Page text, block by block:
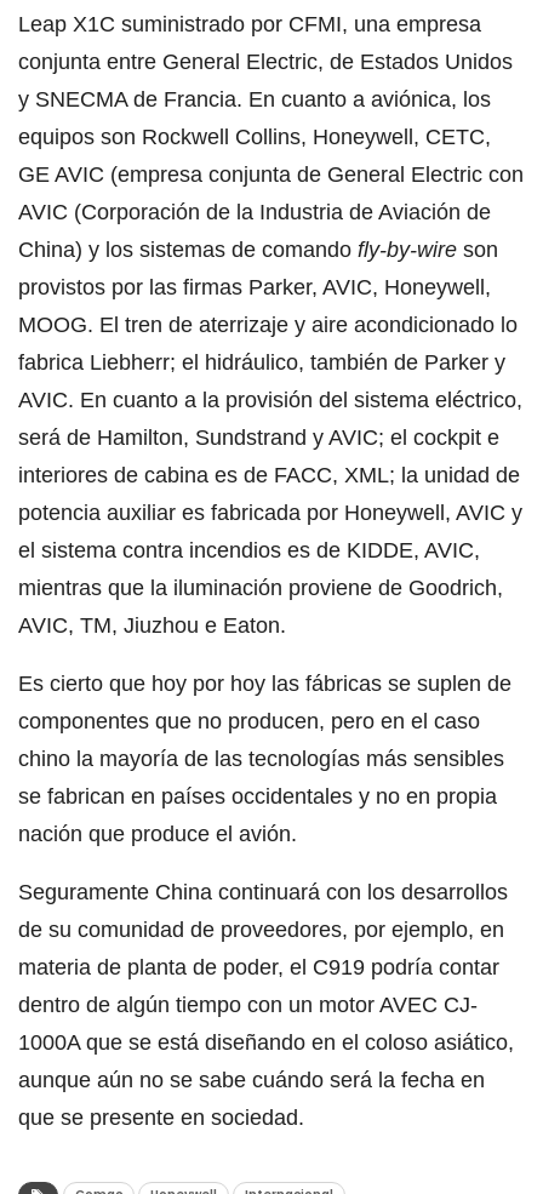
Leap X1C suministrado por CFMI, una empresa
conjunta entre General Electric, de Estados Unidos
y SNECMA de Francia. En cuanto a aviónica, los
equipos son Rockwell Collins, Honeywell, CETC,
GE AVIC (empresa conjunta de General Electric con
AVIC (Corporación de la Industria de Aviación de
China) y los sistemas de comando fly-by-wire son
provistos por las firmas Parker, AVIC, Honeywell,
MOOG. El tren de aterrizaje y aire acondicionado lo
fabrica Liebherr; el hidráulico, también de Parker y
AVIC. En cuanto a la provisión del sistema eléctrico,
será de Hamilton, Sundstrand y AVIC; el cockpit e
interiores de cabina es de FACC, XML; la unidad de
potencia auxiliar es fabricada por Honeywell, AVIC y
el sistema contra incendios es de KIDDE, AVIC,
mientras que la iluminación proviene de Goodrich,
AVIC, TM, Jiuzhou e Eaton.
Es cierto que hoy por hoy las fábricas se suplen de
componentes que no producen, pero en el caso
chino la mayoría de las tecnologías más sensibles
se fabrican en países occidentales y no en propia
nación que produce el avión.
Seguramente China continuará con los desarrollos
de su comunidad de proveedores, por ejemplo, en
materia de planta de poder, el C919 podría contar
dentro de algún tiempo con un motor AVEC CJ-
1000A que se está diseñando en el coloso asiático,
aunque aún no se sabe cuándo será la fecha en
que se presente en sociedad.